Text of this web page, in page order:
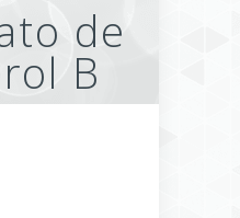
de
B